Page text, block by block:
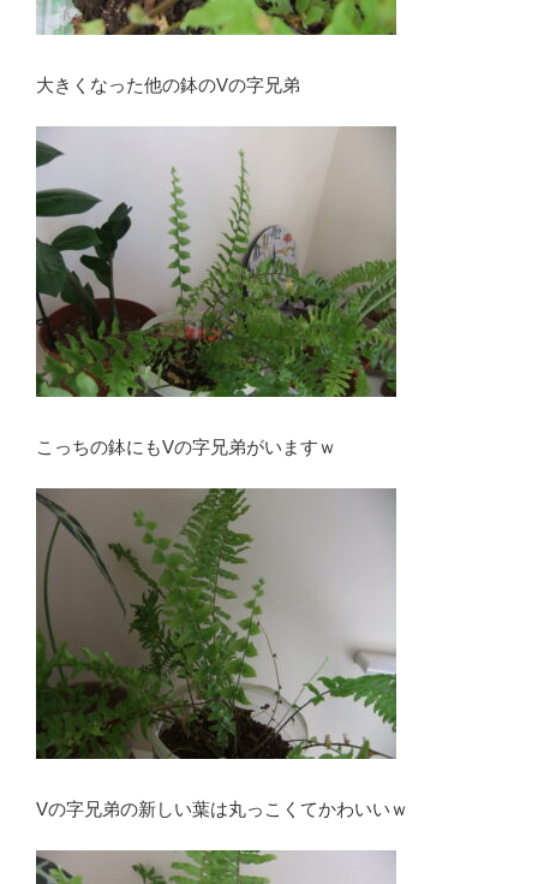
大きくなった他の鉢のVの字兄弟
こっちの鉢にもVの字兄弟がいますｗ
Vの字兄弟の新しい葉は丸っこくてかわいいｗ